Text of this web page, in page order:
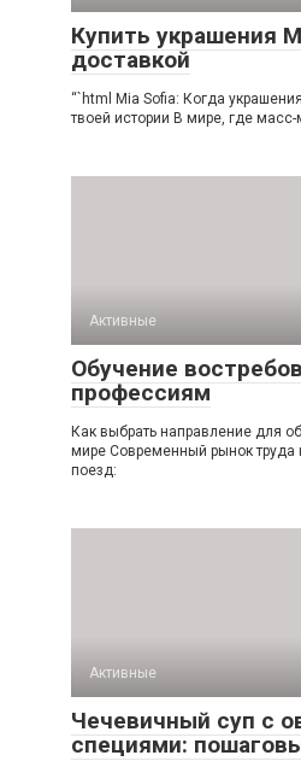
Купить украшения
доставкой
“`html Mia Sofia: Когда
твоей истории В мире, где масс-
Активные
Обучение
профессиям
Как выбрать направление для
мире Современный рынок труда
поезд:
Активные
Чечевичный суп с
специями: